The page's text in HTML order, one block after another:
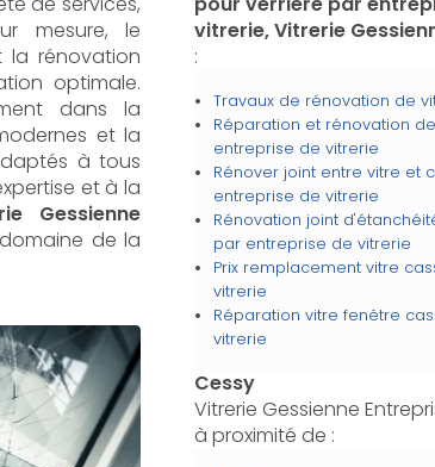
mesure, le
la rénovation
optimale.
dans la
et la
à tous
et à la
Gessienne
de la
vitrerie, Vitrerie
:
Travaux de rénovation de
Réparation et rénovation
entreprise de vitrerie
Rénover joint entre vitre et
entreprise de vitrerie
Rénovation joint
par entreprise de vitrerie
Prix remplacement vitre
vitrerie
Réparation vitre fenêtre
vitrerie
Cessy
Vitrerie Gessienne
à proximité de :